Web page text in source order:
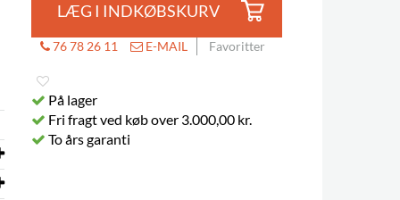
LÆG I INDKØBSKURV
76 78 26 11 E-MAIL Favoritter
På lager
Fri fragt ved køb over 3.000,00 kr.
To års garanti